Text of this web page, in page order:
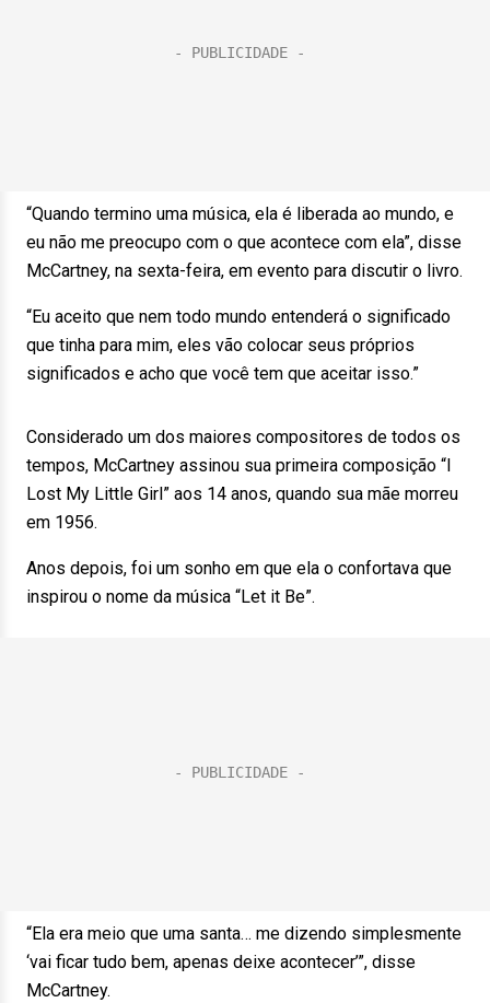
“Quando termino uma música, ela é liberada ao mundo, e
eu não me preocupo com o que acontece com ela”, disse
McCartney, na sexta-feira, em evento para discutir o livro.
“Eu aceito que nem todo mundo entenderá o significado
que tinha para mim, eles vão colocar seus próprios
significados e acho que você tem que aceitar isso.”
Considerado um dos maiores compositores de todos os
tempos, McCartney assinou sua primeira composição “I
Lost My Little Girl” aos 14 anos, quando sua mãe morreu
em 1956.
Anos depois, foi um sonho em que ela o confortava que
inspirou o nome da música “Let it Be”.
“Ela era meio que uma santa… me dizendo simplesmente
‘vai ficar tudo bem, apenas deixe acontecer’”, disse
McCartney.